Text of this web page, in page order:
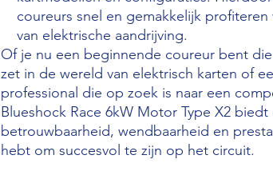
coureurs snel en gemakkelijk
van elektrische aandrijving.
Of je nu een beginnende coureur bent
zet in de wereld van elektrisch karten of
professional die op zoek is naar een
Blueshock Race 6kW Motor Type X2 biedt
betrouwbaarheid, wendbaarheid en
hebt om succesvol te zijn op het circuit.